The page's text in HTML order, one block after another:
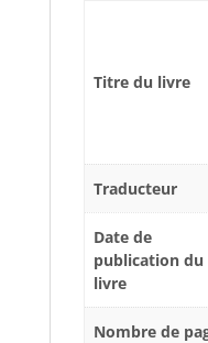
Titre du livre
Traducteur
Date de
publication du
livre
Nombre de